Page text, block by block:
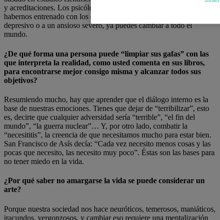
y acreditaciones. Los psicólogos clínicos tenemos la ventaja de
habernos entrenado con los casos más difíciles: si cambias a un
depresivo o a un ansioso severo, ya puedes cambiar a todo el
mundo.
¿De qué forma una persona puede “limpiar sus gafas” con las
que interpreta la realidad, como usted comenta en sus libros,
para encontrarse mejor consigo misma y alcanzar todos sus
objetivos?
Resumiendo mucho, hay que aprender que el diálogo interno es la
base de nuestras emociones. Tienes que dejar de “terribilizar”, esto
es, decirte que cualquier adversidad sería “terrible”, “el fin del
mundo”, “la guerra nuclear”… Y, por otro lado, combatir la
“necesititis”, la creencia de que necesitamos mucho para estar bien.
San Francisco de Asís decía: “Cada vez necesito menos cosas y las
pocas que necesito, las necesito muy poco”. Éstas son las bases para
no tener miedo en la vida.
¿Por qué saber no amargarse la vida se puede considerar un
arte?
Porque nuestra sociedad nos hace neuróticos, temerosos, maniáticos,
iracundos, vergonzosos, y cambiar eso requiere una mentalización